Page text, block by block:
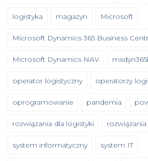
logistyka magazyn Microsoft
Microsoft Dynamics 365 Business
Microsoft Dynamics NAV
operator logistyczny operatorzy
oprogramowanie pandemia
rozwiązania dla logistyki rozwiązania
system informatyczny system IT